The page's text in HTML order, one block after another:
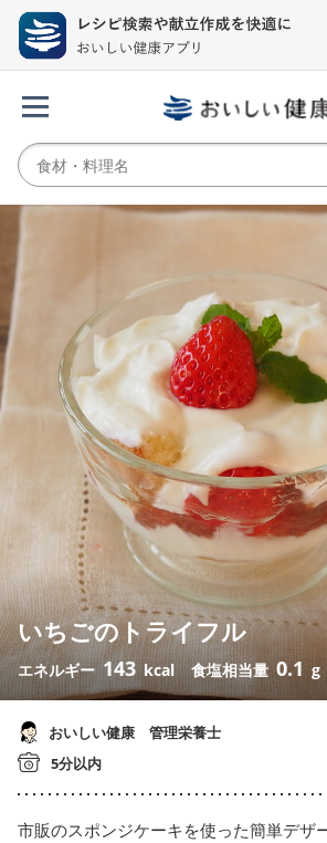
いちごのトライフル
エネルギー 143 kcal 食塩相当量0.1 g
おいしい健康 管理栄養士
5分以内
市販のスポンジケーキを使った簡単デザ